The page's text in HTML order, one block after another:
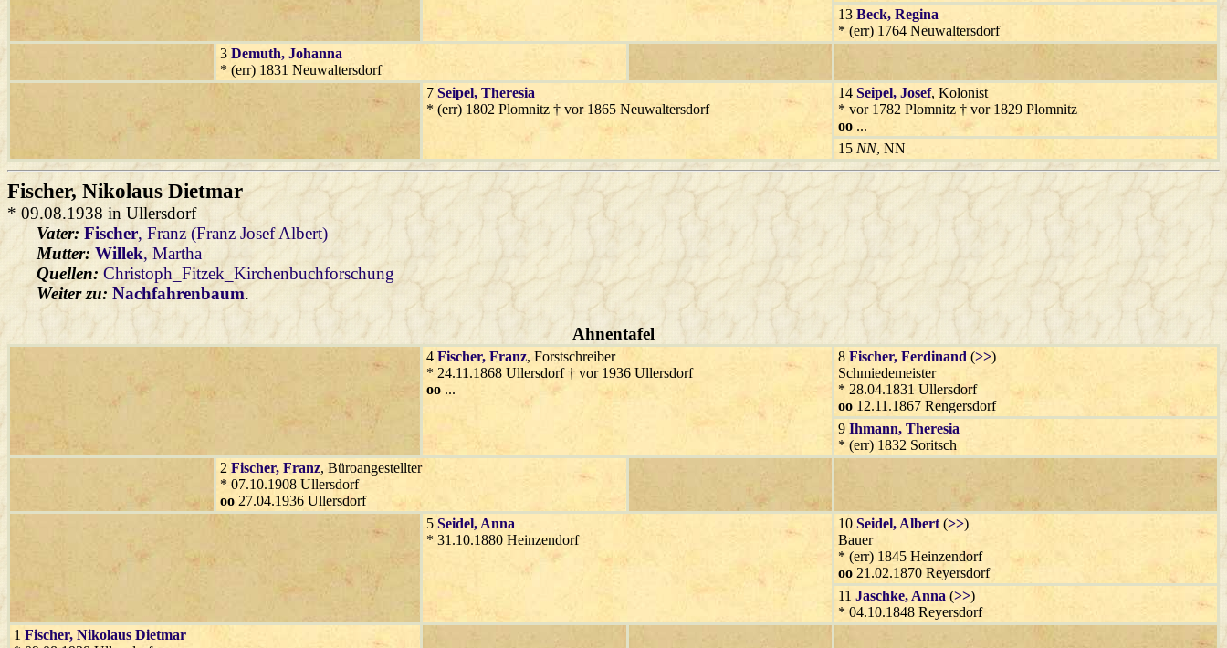
13 Beck, Regina
* (err) 1764 Neuwaltersdorf
3 Demuth, Johanna
* (err) 1831 Neuwaltersdorf
7 Seipel, Theresia
* (err) 1802 Plomnitz † vor 1865 Neuwaltersdorf
14 Seipel, Josef, Kolonist
* vor 1782 Plomnitz † vor 1829 Plomnitz
oo ...
15 NN, NN
Fischer, Nikolaus Dietmar
* 09.08.1938 in Ullersdorf
Vater: Fischer, Franz (Franz Josef Albert)
Mutter: Willek, Martha
Quellen: Christoph_Fitzek_Kirchenbuchforschung
Weiter zu: Nachfahrenbaum.
Ahnentafel
4 Fischer, Franz, Forstschreiber
* 24.11.1868 Ullersdorf † vor 1936 Ullersdorf
oo ...
8 Fischer, Ferdinand (>>)
Schmiedemeister
* 28.04.1831 Ullersdorf
oo 12.11.1867 Rengersdorf
9 Ihmann, Theresia
* (err) 1832 Soritsch
2 Fischer, Franz, Büroangestellter
* 07.10.1908 Ullersdorf
oo 27.04.1936 Ullersdorf
5 Seidel, Anna
* 31.10.1880 Heinzendorf
10 Seidel, Albert (>>)
Bauer
* (err) 1845 Heinzendorf
oo 21.02.1870 Reyersdorf
11 Jaschke, Anna (>>)
* 04.10.1848 Reyersdorf
1 Fischer, Nikolaus Dietmar